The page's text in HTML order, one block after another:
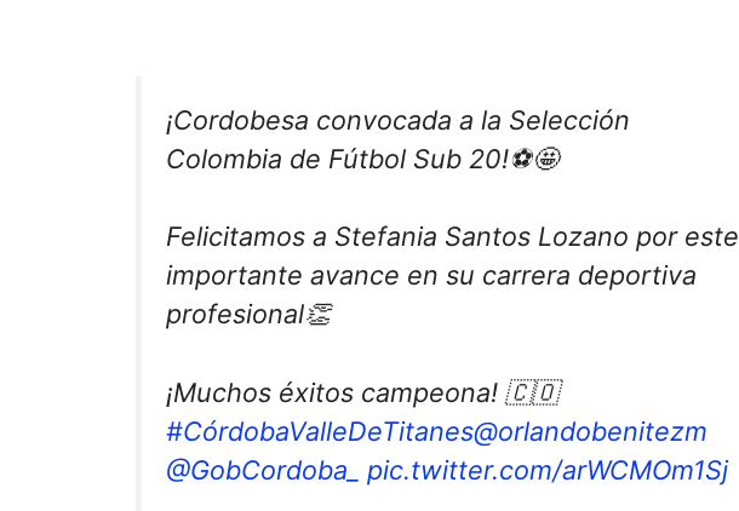
¡Cordobesa convocada a la Selección
Colombia de Fútbol Sub 20!⚽️🤩
Felicitamos a Stefania Santos Lozano por este
importante avance en su carrera deportiva
profesional👏
¡Muchos éxitos campeona! 🇨🇴
#CórdobaValleDeTitanes@orlandobenitezm
@GobCordoba_
pic.twitter.com/arWCMOm1Sj